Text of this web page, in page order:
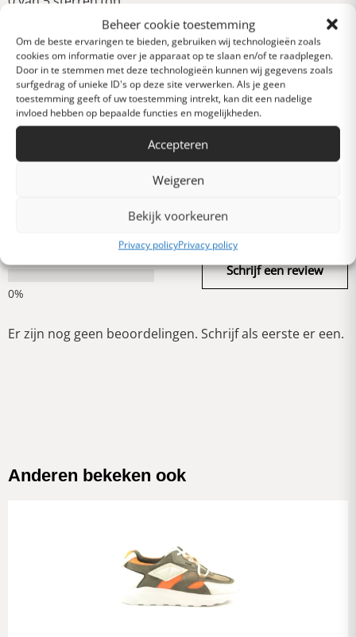
Beheer cookie toestemming
Om de beste ervaringen te bieden, gebruiken wij technologieën zoals
cookies om informatie over je apparaat op te slaan en/of te raadplegen.
Door in te stemmen met deze technologieën kunnen wij gegevens zoals
surfgedrag of unieke ID's op deze site verwerken. Als je geen
toestemming geeft of uw toestemming intrekt, kan dit een nadelige
invloed hebben op bepaalde functies en mogelijkheden.
Accepteren
Weigeren
Bekijk voorkeuren
Privacy policyPrivacy policy
basis van 0 reviews)
Uitstekend
Heel goed
Schrijf een review
Er zijn nog geen beoordelingen. Schrijf als eerste er een.
Anderen bekeken ook